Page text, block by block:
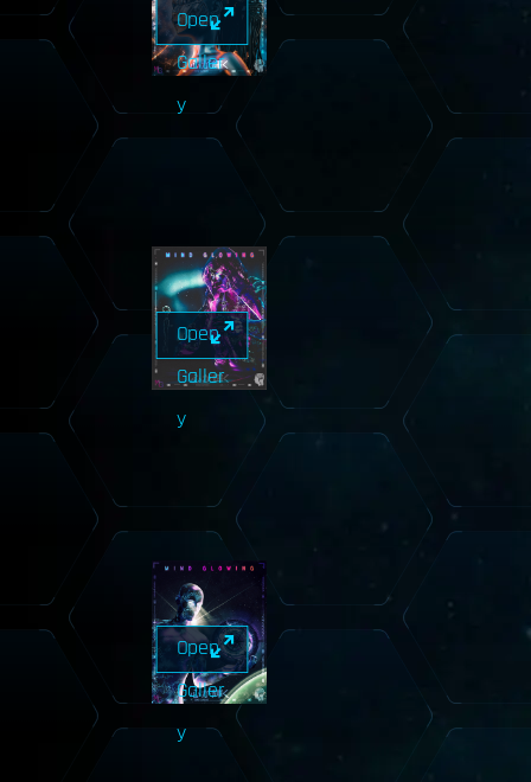
Open
Galler
y
Open
Galler
y
Open
Galler
y